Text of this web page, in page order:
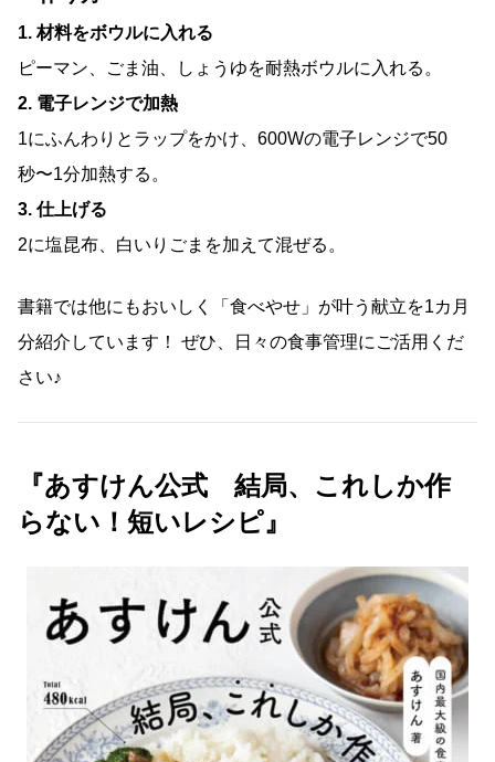
1. 材料をボウルに入れる
ピーマン、ごま油、しょうゆを耐熱ボウルに入れる。
2. 電子レンジで加熱
1にふんわりとラップをかけ、600Wの電子レンジで50
秒〜1分加熱する。
3. 仕上げる
2に塩昆布、白いりごまを加えて混ぜる。
書籍では他にもおいしく「食べやせ」が叶う献立を1カ月
分紹介しています！ ぜひ、日々の食事管理にご活用くだ
さい♪
『あすけん公式 結局、これしか作
らない！短いレシピ』